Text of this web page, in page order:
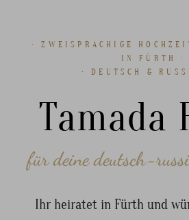
· ZWEISPRACHIGE
IN FÜRTH ·
· DEUTSCH &
Tamada
für deine deutsch-
Ihr heiratet in Fürth und